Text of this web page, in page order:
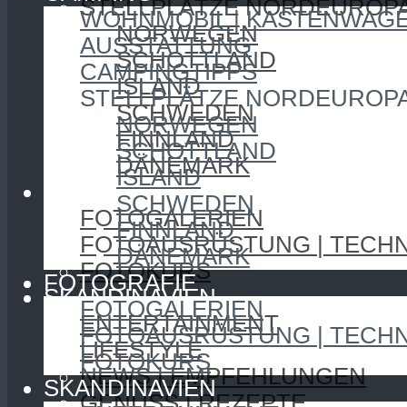
STELLPLÄTZE
NORWEGEN
SCHOTTLAND
ISLAND
SCHWEDEN
FINNLAND
DÄNEMARK
FOTOGRAFIE
FOTOGALERIEN
FOTOAUSRÜSTUNG |
FOTOKURS
SKANDINAVIEN
ENTERTAINMENT
LIFESTYLE
NEWS | EMPFEHLUNGEN
WOHNMOBIL |
AUSSTATTUNG
CAMPINGTIPPS
STELLPLÄTZE
NORWEGEN
SCHOTTLAND
ISLAND
SCHWEDEN
FINNLAND
DÄNEMARK
FOTOGRAFIE
FOTOGALERIEN
FOTOAUSRÜSTUNG |
FOTOKURS
SKANDINAVIEN